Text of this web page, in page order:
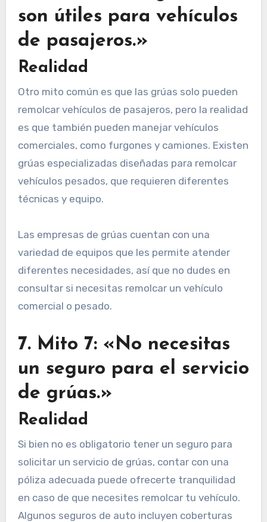
son útiles para vehículos
de pasajeros.»
Realidad
Otro mito común es que las grúas solo pueden
remolcar vehículos de pasajeros, pero la realidad
es que también pueden manejar vehículos
comerciales, como furgones y camiones. Existen
grúas especializadas diseñadas para remolcar
vehículos pesados, que requieren diferentes
técnicas y equipo.
Las empresas de grúas cuentan con una
variedad de equipos que les permite atender
diferentes necesidades, así que no dudes en
consultar si necesitas remolcar un vehículo
comercial o pesado.
7. Mito 7: «No necesitas
un seguro para el servicio
de grúas.»
Realidad
Si bien no es obligatorio tener un seguro para
solicitar un servicio de grúas, contar con una
póliza adecuada puede ofrecerte tranquilidad
en caso de que necesites remolcar tu vehículo.
Algunos seguros de auto incluyen coberturas